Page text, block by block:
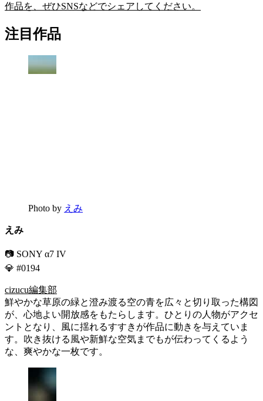
作品を、ぜひSNSなどでシェアしてください。
注目作品
Photo by えみ
えみ
📷 SONY α7 IV
💎 #0194
cizucu編集部
鮮やかな草原の緑と澄み渡る空の青を広々と切り取った構図
が、心地よい開放感をもたらします。ひとりの人物がアクセ
ントとなり、風に揺れるすすきが作品に動きを与えていま
す。吹き抜ける風や新鮮な空気までもが伝わってくるよう
な、爽やかな一枚です。